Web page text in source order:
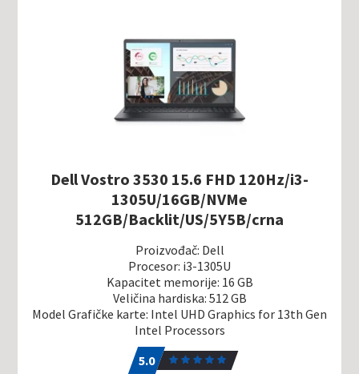
Dell Vostro 3530 15.6 FHD 120Hz/i3-
1305U/16GB/NVMe
512GB/Backlit/US/5Y5B/crna
Proizvođač: Dell
Procesor: i3-1305U
Kapacitet memorije: 16 GB
Veličina hardiska: 512 GB
Model Grafičke karte: Intel UHD Graphics for 13th Gen
Intel Processors
5.0